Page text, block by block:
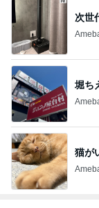
次世
堀ち
猫が